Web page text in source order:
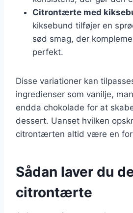
Citrontærte med
kiksebund tilføjer en
sød smag, der
perfekt.
Disse variationer kan
ingredienser som vanilje,
endda chokolade for at
dessert. Uanset hvilken
citrontærten altid være en
Sådan laver du
citrontærte